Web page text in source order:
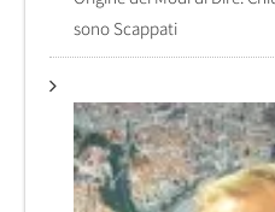
sono Scappati